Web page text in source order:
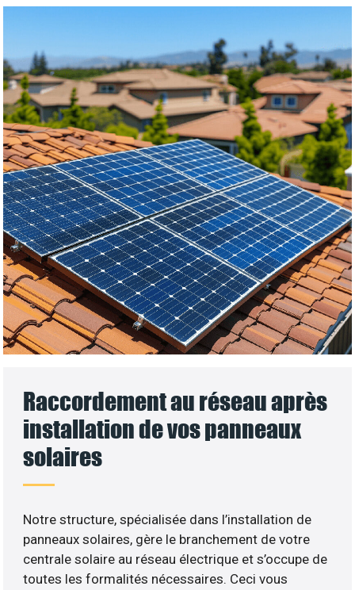
Raccordement au réseau après
installation de vos panneaux
solaires
Notre structure, spécialisée dans l’installation de
panneaux solaires, gère le branchement de votre
centrale solaire au réseau électrique et s’occupe de
toutes les formalités nécessaires. Ceci vous